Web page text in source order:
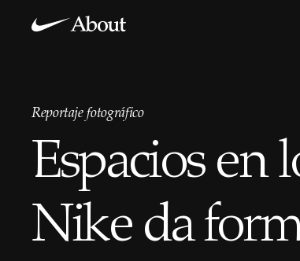
Reportaje fotográfico
Espacios en
Nike da